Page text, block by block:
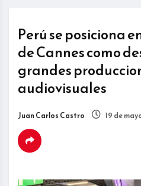
Perú se posiciona
de Cannes como
grandes
audiovisuales
Juan Carlos Castro 19 de